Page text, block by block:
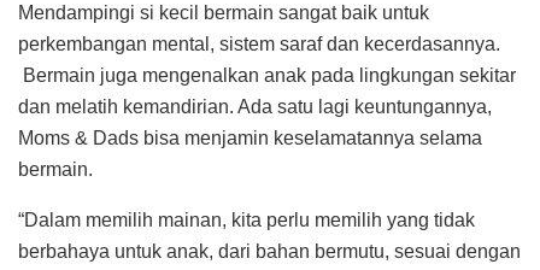
Mendampingi si kecil bermain sangat baik untuk
perkembangan mental, sistem saraf dan kecerdasannya.
Bermain juga mengenalkan anak pada lingkungan sekitar
dan melatih kemandirian. Ada satu lagi keuntungannya,
Moms & Dads bisa menjamin keselamatannya selama
bermain.
“Dalam memilih mainan, kita perlu memilih yang tidak
berbahaya untuk anak, dari bahan bermutu, sesuai dengan